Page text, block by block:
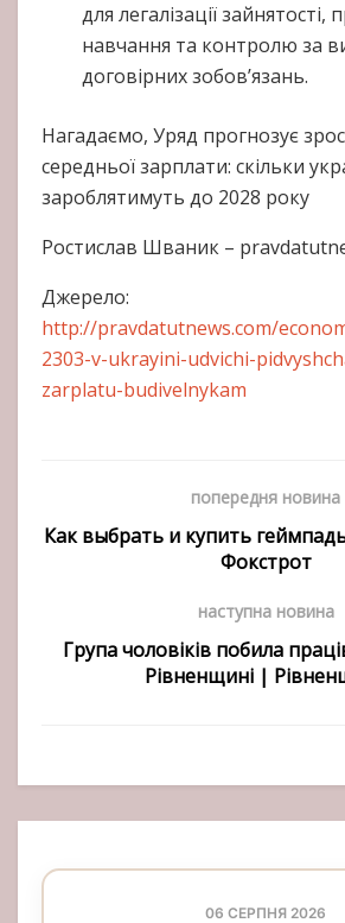
для легалізації зайнятості,
навчання та контролю за
договірних зобов’язань.
Нагадаємо, Уряд прогнозує
середньої зарплати: скільки
зароблятимуть до 2028 року
Ростислав Шваник –
Джерело:
http://pravdatutnews.com/
2303-v-ukrayini-udvichi-
zarplatu-budivelnykam
попередня новина
Как выбрать и купить
Фокстрот
наступна новина
Група чоловіків побила
Рівненщині |
06 СЕРПНЯ 2026